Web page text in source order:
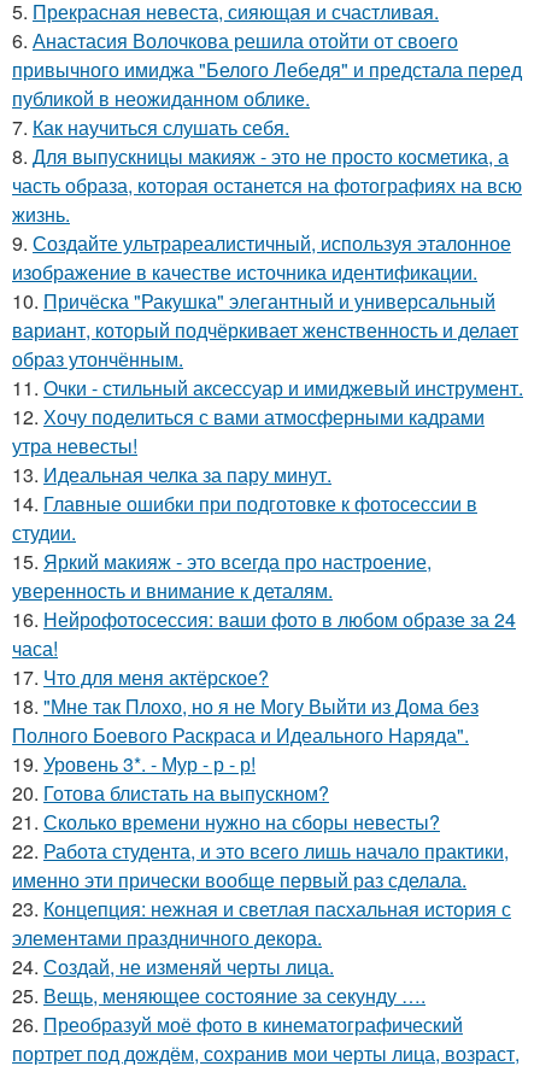
5. Прекрасная невеста, сияющая и счастливая.
6. Анастасия Волочкова решила отойти от своего
привычного имиджа "Белого Лебедя" и предстала перед
публикой в неожиданном облике.
7. Как научиться слушать себя.
8. Для выпускницы макияж - это не просто косметика, а
часть образа, которая останется на фотографиях на всю
жизнь.
9. Создайте ультрареалистичный, используя эталонное
изображение в качестве источника идентификации.
10. Причёска "Ракушка" элегантный и универсальный
вариант, который подчёркивает женственность и делает
образ утончённым.
11. Очки - стильный аксессуар и имиджевый инструмент.
12. Хочу поделиться с вами атмосферными кадрами
утра невесты!
13. Идеальная челка за пару минут.
14. Главные ошибки при подготовке к фотосессии в
студии.
15. Яркий макияж - это всегда про настроение,
уверенность и внимание к деталям.
16. Нейрофотосессия: ваши фото в любом образе за 24
часа!
17. Что для меня актёрское?
18. "Мне так Плохо, но я не Могу Выйти из Дома без
Полного Боевого Раскраса и Идеального Наряда".
19. Уровень 3*. - Мур - р - р!
20. Готова блистать на выпускном?
21. Сколько времени нужно на сборы невесты?
22. Работа студента, и это всего лишь начало практики,
именно эти прически вообще первый раз сделала.
23. Концепция: нежная и светлая пасхальная история с
элементами праздничного декора.
24. Создай, не изменяй черты лица.
25. Вещь, меняющее состояние за секунду ….
26. Преобразуй моё фото в кинематографический
портрет под дождём, сохранив мои черты лица, возраст,